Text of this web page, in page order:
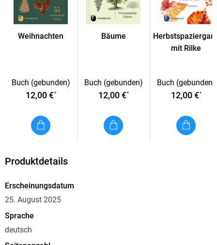
Weihnachten
Buch (gebunden)
12,00 €*
Bäume
Buch (gebunden)
12,00 €*
mit Rilke
Buch (gebunden)
12,00 €*
Produktdetails
Erscheinungsdatum
25. August 2025
Sprache
deutsch